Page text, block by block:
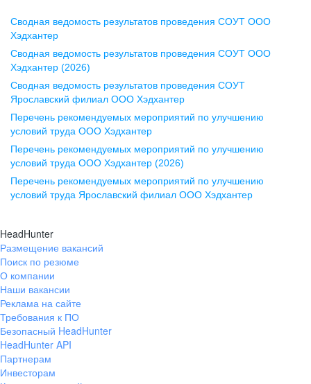
Воронеж
ул. Комиссаржевской, д. 10,
офис 1212
+7 473 280-05-05
pr@vrn.hh.ru
ул. Спартаковская, д. 2А, этаж 3,
помещение 15
+7 843 212-12-50
Екатеринбург
ул. Боевых Дружин, стр. 20,
+7 343 226-79-99
pr@ural.hh.ru
ул. Янковского, д. 169, 7 этаж,
Сводная ведомость результатов проведения СОУТ ООО
Хэдхантер
Сводная ведомость результатов проведения СОУТ ООО
Хэдхантер (2026)
Сводная ведомость результатов проведения СОУТ
Ярославский филиал ООО Хэдхантер
Перечень рекомендуемых мероприятий по улучшению
условий труда ООО Хэдхантер
Перечень рекомендуемых мероприятий по улучшению
условий труда ООО Хэдхантер (2026)
Перечень рекомендуемых мероприятий по улучшению
условий труда Ярославский филиал ООО Хэдхантер
HeadHunter
Размещение вакансий
Поиск по резюме
О компании
Наши вакансии
Реклама на сайте
Требования к ПО
Безопасный HeadHunter
HeadHunter API
Партнерам
Инвесторам